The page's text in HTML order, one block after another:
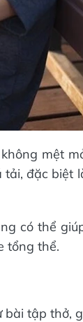
mệt
đặc biệt
có thể
tổng thể.
tập thở,